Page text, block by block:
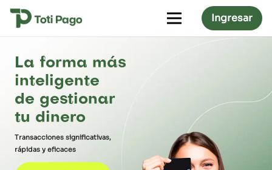
Ingresar
La forma más
inteligente
de gestionar
tu dinero
Transacciones significativas,
rápidas y eficaces